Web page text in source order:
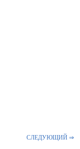
СЛЕДУЮЩИЙ ⇒